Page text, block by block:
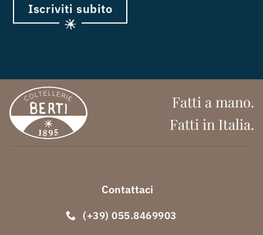
Iscriviti subito
Fatti a mano.
Fatti in Italia.
Contattaci
(+39) 055.8469903